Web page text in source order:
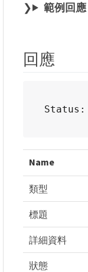
範例回應
回應
Status:
Name
類型
標題
詳細資料
狀態